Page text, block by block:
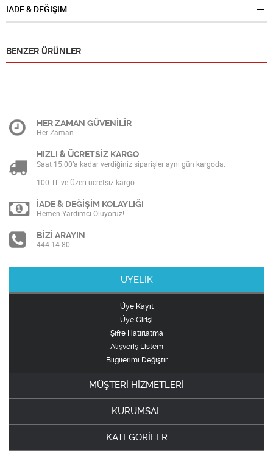
İADE & DEĞİŞİM
BENZER ÜRÜNLER
HER ZAMAN GÜVENİLİR
Her Zaman
HIZLI & ÜCRETSİZ KARGO
Saat 15:00’a kadar verdiğiniz siparişler aynı gün kargoda.
100 TL ve Üzeri ücretsiz kargo
İADE & DEĞİŞİM KOLAYLIĞI
Hemen Yardımcı Oluyoruz!
BİZİ ARAYIN
444 14 80
ÜYELİK
Üye Kayıt
Üye Girişi
Şifre Hatırlatma
Alışveriş Listem
Bilgilerimi Değiştir
MÜŞTERİ HİZMETLERİ
KURUMSAL
KATEGORİLER